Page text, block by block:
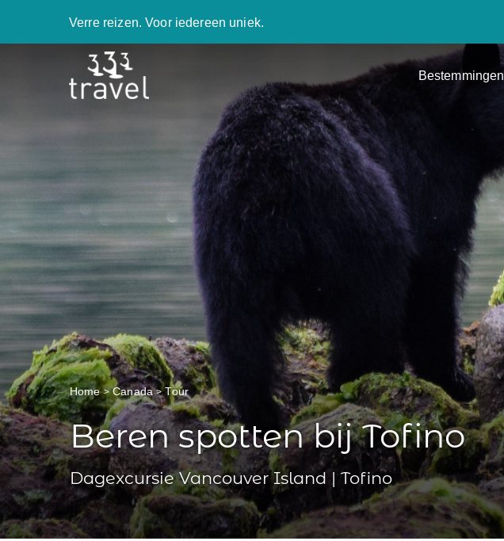
Verre reizen. Voor iedereen uniek.
Bestemmingen
Home Canada Tour
Beren spotten bij Tofino
Dagexcursie Vancouver Island | Tofino